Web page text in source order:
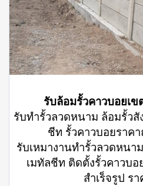
รับล้อมรั้วคาวบอยเ
รับทำรั้วลวดหนาม ล้อมรั้วสั
ชีท รั้วคาวบอยราค
รับเหมางานทำรั้วลวดหนา
เมทัลชีท ติดตั้งรั้วคาวบ
สำเร็จรูป ร